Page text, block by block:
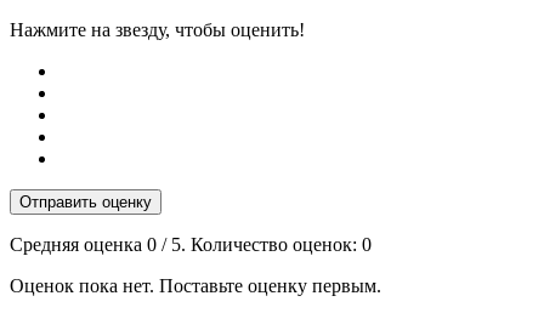
Нажмите на звезду, чтобы оценить!
Отправить оценку
Средняя оценка 0 / 5. Количество оценок: 0
Оценок пока нет. Поставьте оценку первым.